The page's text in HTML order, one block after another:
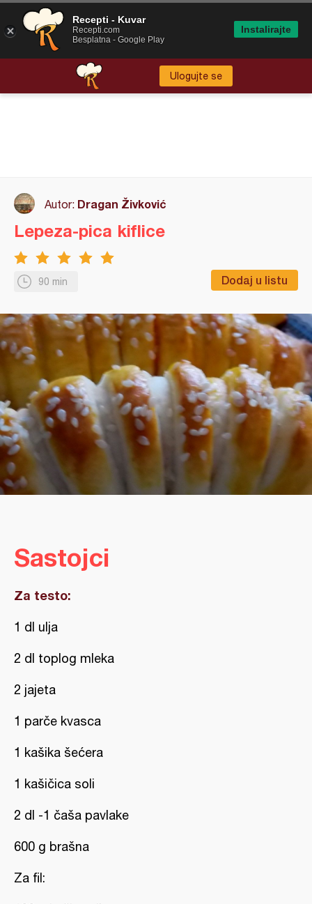
Ulogujte se
Autor: Dragan Živković
90 min Dodaj u listu
Lepeza-pica kiflice
Sastojci
Za testo:
1 dl ulja
2 dl toplog mleka
2 jajeta
1 parče kvasca
1 kašika šećera
1 kašičica soli
2 dl -1 čaša pavlake
600 g brašna
Za fil:
Recepti - Kuvar
Recepti.com
Besplatna - Google Play
Instalirajte